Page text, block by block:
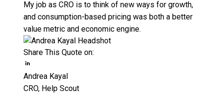
My job as CRO is to think of new ways for growth,
and consumption-based pricing was both a better
value metric and economic engine.
Share This Quote on:
Share on Twitter
Share on Facebook
Andrea Kayal
CRO, Help Scout